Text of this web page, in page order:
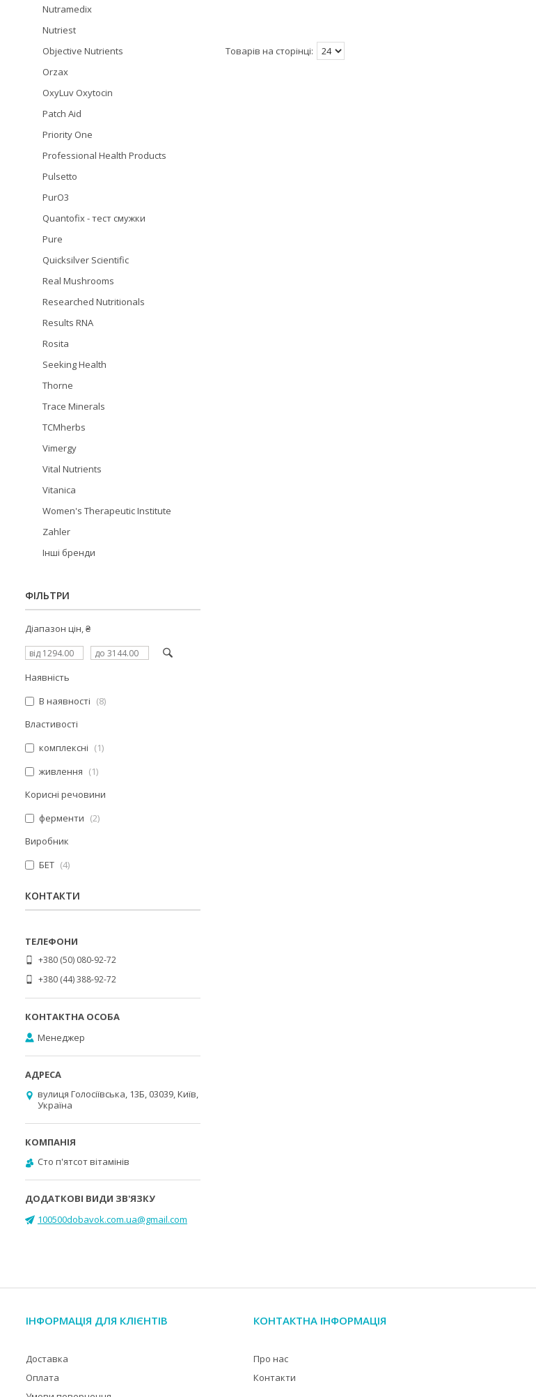
Nutramedix
Nutriest
Objective Nutrients
Orzax
OxyLuv Oxytocin
Patch Aid
Priority One
Professional Health Products
Pulsetto
PurO3
Quantofix - тест смужки
Pure
Quicksilver Scientific
Real Mushrooms
Researched Nutritionals
Results RNA
Rosita
Seeking Health
Thorne
Trace Minerals
TCMherbs
Vimergy
Vital Nutrients
Vitanica
Women's Therapeutic Institute
Zahler
Інші бренди
ФІЛЬТРИ
Діапазон цін, ₴
Наявність
В наявності
8
Властивості
комплексні
1
живлення
1
Корисні речовини
ферменти
2
Виробник
БЕТ
4
КОНТАКТИ
+380 (50) 080-92-72
+380 (44) 388-92-72
Менеджер
вулиця Голосіївська, 13Б, 03039, Київ,
Україна
Cто п'ятсот вітамінів
100500dobavok.com.ua@gmail.com
ІНФОРМАЦІЯ ДЛЯ КЛІЄНТІВ
Доставка
Оплата
КОНТАКТНА ІНФОРМАЦІЯ
Про нас
Контакти